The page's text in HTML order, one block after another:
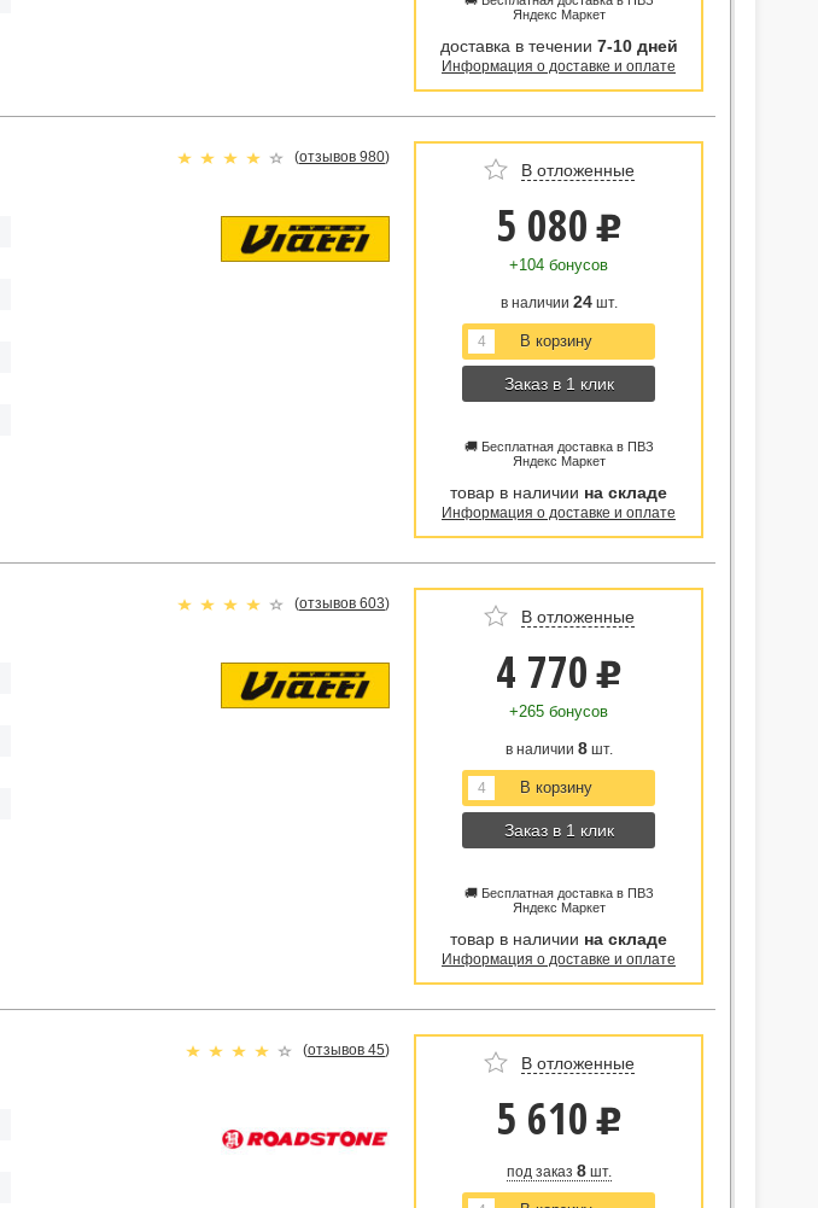
Яндекс Маркет
доставка в течении 7-10 дней
Информация о доставке и оплате
(отзывов 980)
В отложенные
5 080 u
+104 бонусов
в наличии 24шт.
Заказ в 1 клик
🚚 Бесплатная доставка в ПВЗ
Яндекс Маркет
товар в наличии на складе
Информация о доставке и оплате
(отзывов 603)
В отложенные
4 770 u
+265 бонусов
в наличии 8шт.
Заказ в 1 клик
🚚 Бесплатная доставка в ПВЗ
Яндекс Маркет
товар в наличии на складе
Информация о доставке и оплате
(отзывов 45)
В отложенные
5 610 u
под заказ 8шт.